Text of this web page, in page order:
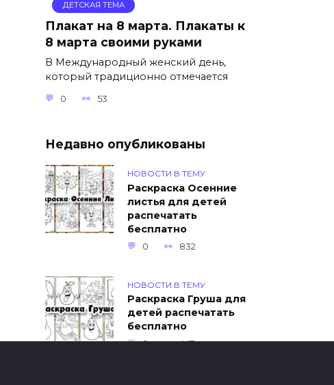
ДЕТСКАЯ ТЕМА
Плакат на 8 марта. Плакаты к
8 марта своими руками
В Международный женский день,
который традиционно отмечается
0 53
Недавно опубликованы
НОВОСТИ В ТЕМУ
Раскраска Осенние
листья для детей
распечатать
бесплатно
0 832
НОВОСТИ В ТЕМУ
Раскраска Груша для
детей распечатать
бесплатно
0 447